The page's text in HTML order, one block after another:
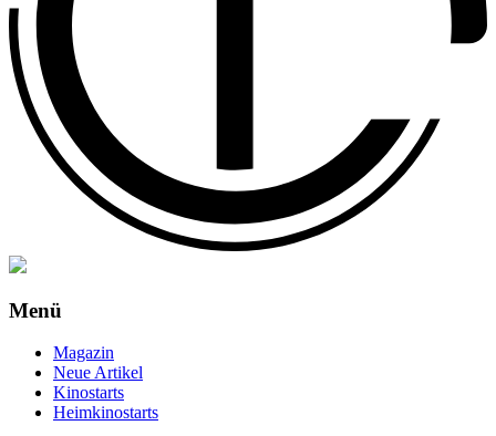
Menü
Magazin
Neue Artikel
Kinostarts
Heimkinostarts